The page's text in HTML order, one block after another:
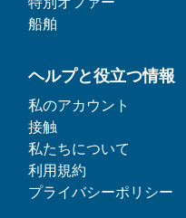
船舶
ヘルプと役立つ情報
私のアカウント
接触
私たちについて
利用規約
プライバシーポリシー